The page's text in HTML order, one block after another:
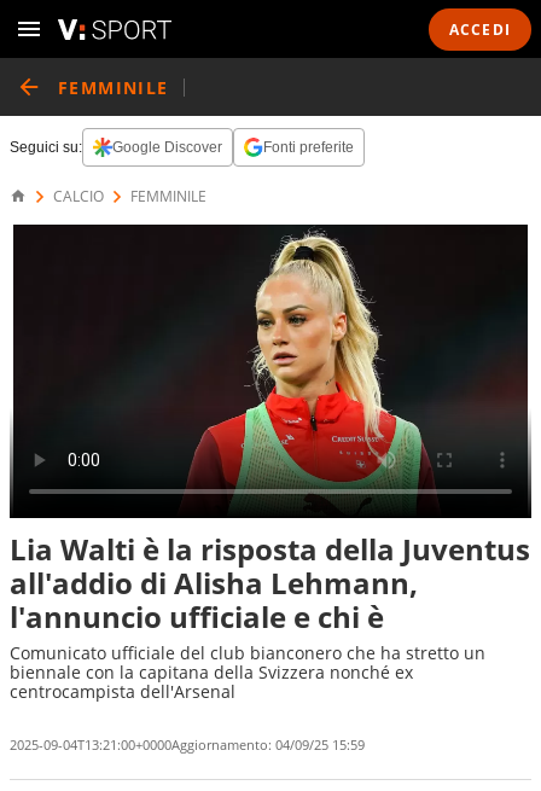
ACCEDI
FEMMINILE
Seguici su: Google Discover Fonti preferite
CALCIO FEMMINILE
Lia Walti è la risposta della Juventus
all'addio di Alisha Lehmann,
l'annuncio ufficiale e chi è
Comunicato ufficiale del club bianconero che ha stretto un
biennale con la capitana della Svizzera nonché ex
centrocampista dell'Arsenal
2025-09-04T13:21:00+0000Aggiornamento: 04/09/25 15:59